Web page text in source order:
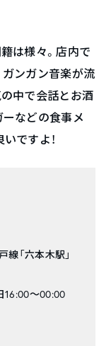
は様々。店内で
ンガン音楽が流
中で会話とお酒
などの食事メ
ですよ！
線「六本木駅」
16:00～00:00